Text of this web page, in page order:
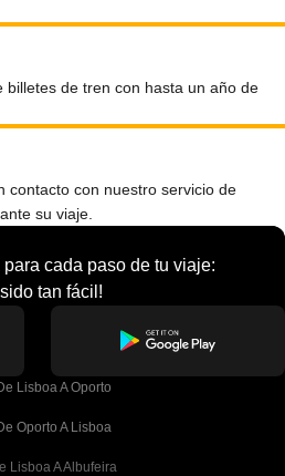
billetes de tren con hasta un año de
contacto con nuestro servicio de
su viaje.
cada paso de tu viaje:
tan fácil!
Lisboa A Oporto
Oporto A Lisboa
Lisboa A Albufeira